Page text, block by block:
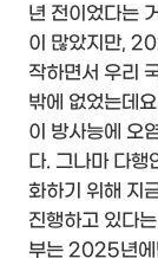
년 전이었다는
이 많았지만,
작하면서 우리
밖에 없었는데
이 방사능에 오
다. 그나마 다행
화하기 위해 지
진행하고 있다
부는 2025년에